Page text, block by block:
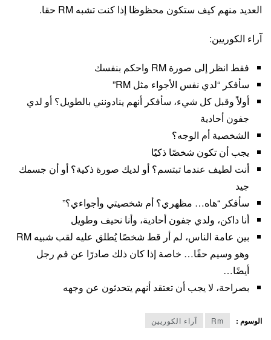
العديد منهم كيف ستكون محظوظا إذا كنت تشبه RM حقا.
آراء الكوريين:
فقط انظر إلى صورة RM واحكم بنفسك
سأفكر “لدي نفس الأجواء مثل RM”
أولاً وقبل كل شيء، سأفكر أنهم ينادونني بالطويل؟ أو لدي
جفون أحادية
الشخصية أم الوجه؟
يجب أن تكون شخصًا ذكيًا
أنت لطيف عندما تبتسم؟ أو لديك صورة ذكية؟ أو أن جسمك
جيد
سأفكر “هاه… مظهري؟ أم شخصيتي وأجواءي؟”
أنا داكن، ولدي جفون أحادية، وأنا نحيف وطويل
بين عامة الناس، لم أر قط شخصًا يُطلق عليه لقب شبيه RM
وهو وسيم حقًا… خاصة إذا كان ذلك صادرًا عن فم رجل
أيضًا…
بصراحة، لا يجب أن تعتقد أنهم يتحدثون عن وجهه
الوسوم : Rm آراء الكوريين